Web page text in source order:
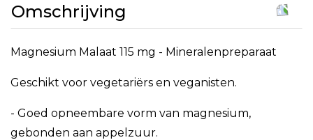
Omschrijving
Magnesium Malaat 115 mg - Mineralenpreparaat
Geschikt voor vegetariërs en veganisten.
- Goed opneembare vorm van magnesium,
gebonden aan appelzuur.